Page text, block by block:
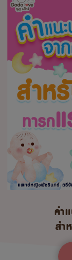
คำ
สำ